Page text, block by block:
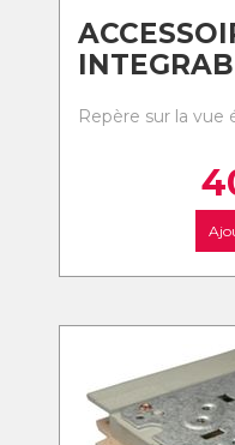
Repère sur la vue